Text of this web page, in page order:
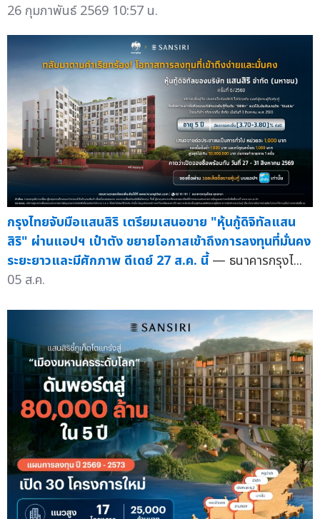
26 กุมภาพันธ์ 2569 10:57 น.
กรุงไทยจับมือแสนสิริ เตรียมเสนอขาย "หุ้นกู้ดิจิทัลแสน
สิริ" ผ่านแอปฯ เป๋าตัง ขยายโอกาสเข้าถึงการลงทุนที่มั่นคง
ระยะยาวและมีศักภาพ ดีเดย์ 27 ส.ค. นี้ — ธนาคารกรุงไ...
05 ส.ค.